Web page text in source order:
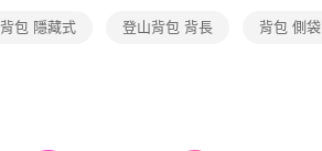
背包 隱藏式 登山背包 背長 背包 側袋